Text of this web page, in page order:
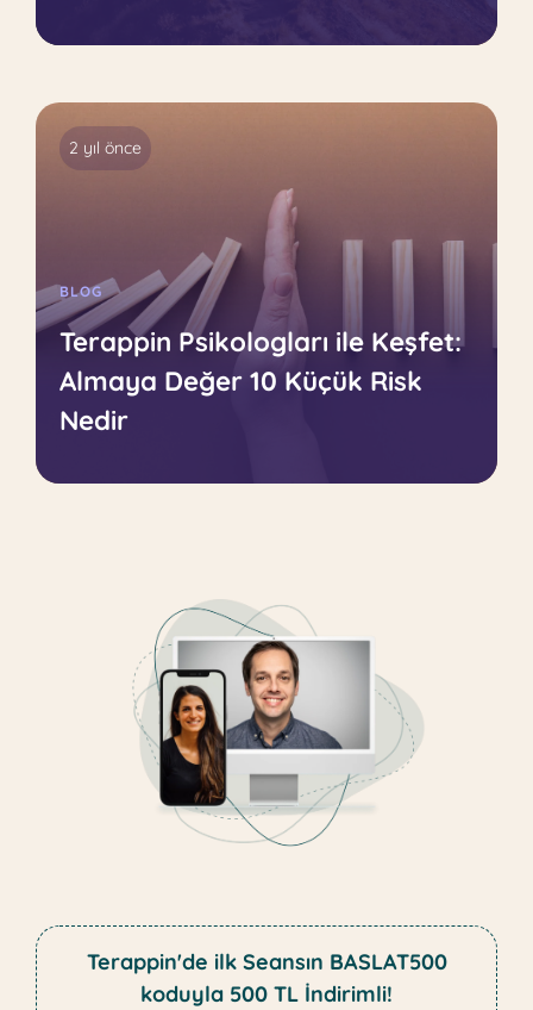
2 yıl önce
BLOG
Terappin Psikologları ile Keşfet:
Almaya Değer 10 Küçük Risk
Nedir
Terappin'de ilk Seansın BASLAT500
koduyla 500 TL İndirimli!